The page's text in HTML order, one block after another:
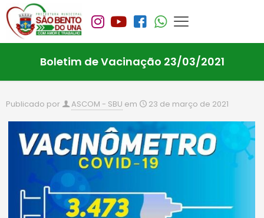
Boletim de Vacinação 23/03/2021
Publicado por ASCOM - SBU em 23 de março de 2021